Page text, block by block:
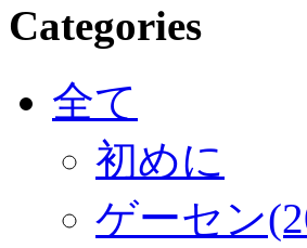
Categories
全て
初めに
ゲーセン